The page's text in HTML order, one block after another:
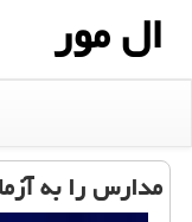
ال مور
مدارس را به